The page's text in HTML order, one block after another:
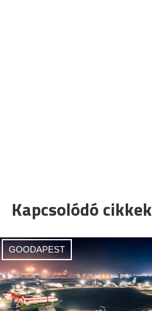
Kapcsolódó cikkek
GOODAPEST